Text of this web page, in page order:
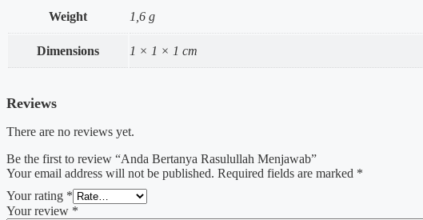
Weight 1,6 g
Dimensions 1 × 1 × 1 cm
Reviews
There are no reviews yet.
Be the first to review “Anda Bertanya Rasulullah Menjawab”
Your email address will not be published. Required fields are marked *
Your rating *
Your review *